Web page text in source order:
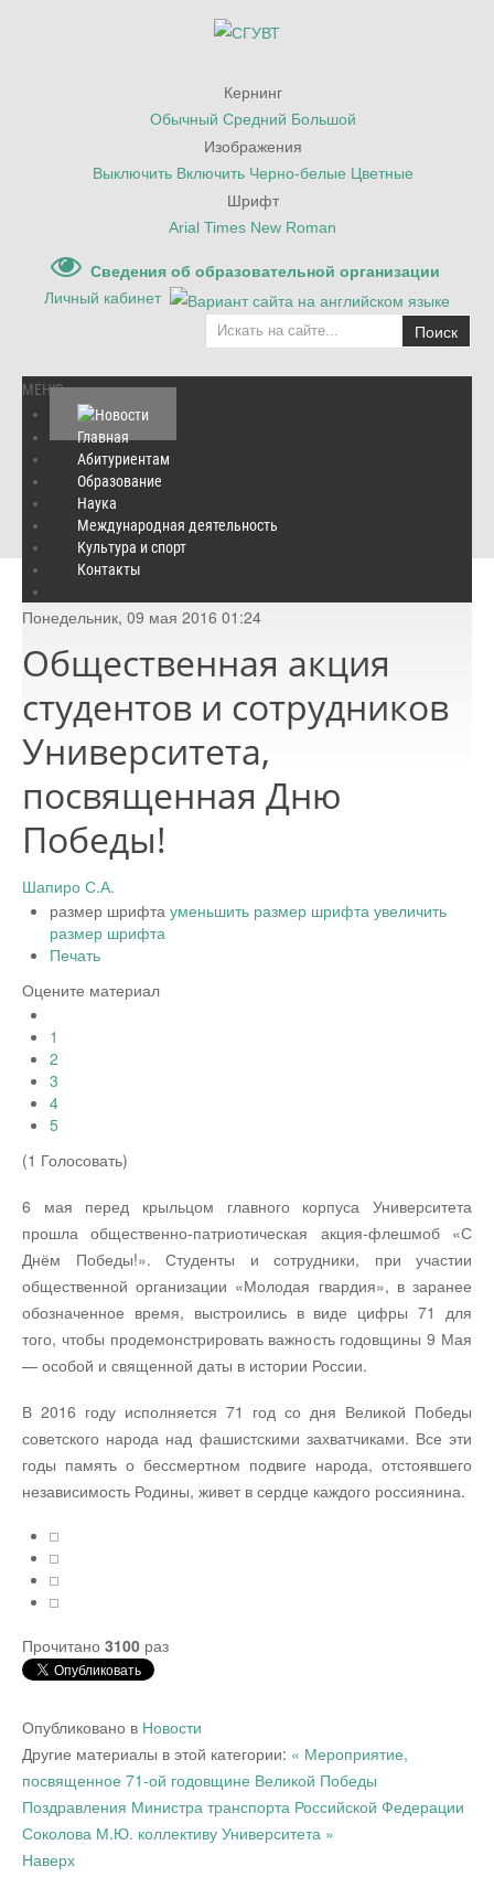
Кернинг
Обычный Средний Большой
Изображения
Выключить Включить Черно-белые Цветные
Шрифт
Arial Times New Roman
Сведения об образовательной организации
Личный кабинет
Поиск
МЕНЮ
Главная
Абитуриентам
Образование
Наука
Международная деятельность
Культура и спорт
Контакты
Главная / Новости
Общественная акция студентов и сотрудников Университета,
посвященная Дню Победы!
Понедельник, 09 мая 2016 01:24
Общественная акция
студентов и сотрудников
Университета,
посвященная Дню
Победы!
Шапиро С.А.
размер шрифта уменьшить размер шрифта увеличить
размер шрифта
Печать
Оцените материал
1
2
3
4
5
(1 Голосовать)
6 мая перед крыльцом главного корпуса Университета
прошла общественно-патриотическая акция-флешмоб «С
Днём Победы!». Студенты и сотрудники, при участии
общественной организации «Молодая гвардия», в заранее
обозначенное время, выстроились в виде цифры 71 для
того, чтобы продемонстрировать важность годовщины 9 Мая
— особой и священной даты в истории России.
В 2016 году исполняется 71 год со дня Великой Победы
советского народа над фашистскими захватчиками. Все эти
годы память о бессмертном подвиге народа, отстоявшего
независимость Родины, живет в сердце каждого россиянина.
Прочитано 3100 раз
Опубликовано в Новости
Другие материалы в этой категории: « Мероприятие,
посвященное 71-ой годовщине Великой Победы
Поздравления Министра транспорта Российской Федерации
Соколова М.Ю. коллективу Университета »
Наверх